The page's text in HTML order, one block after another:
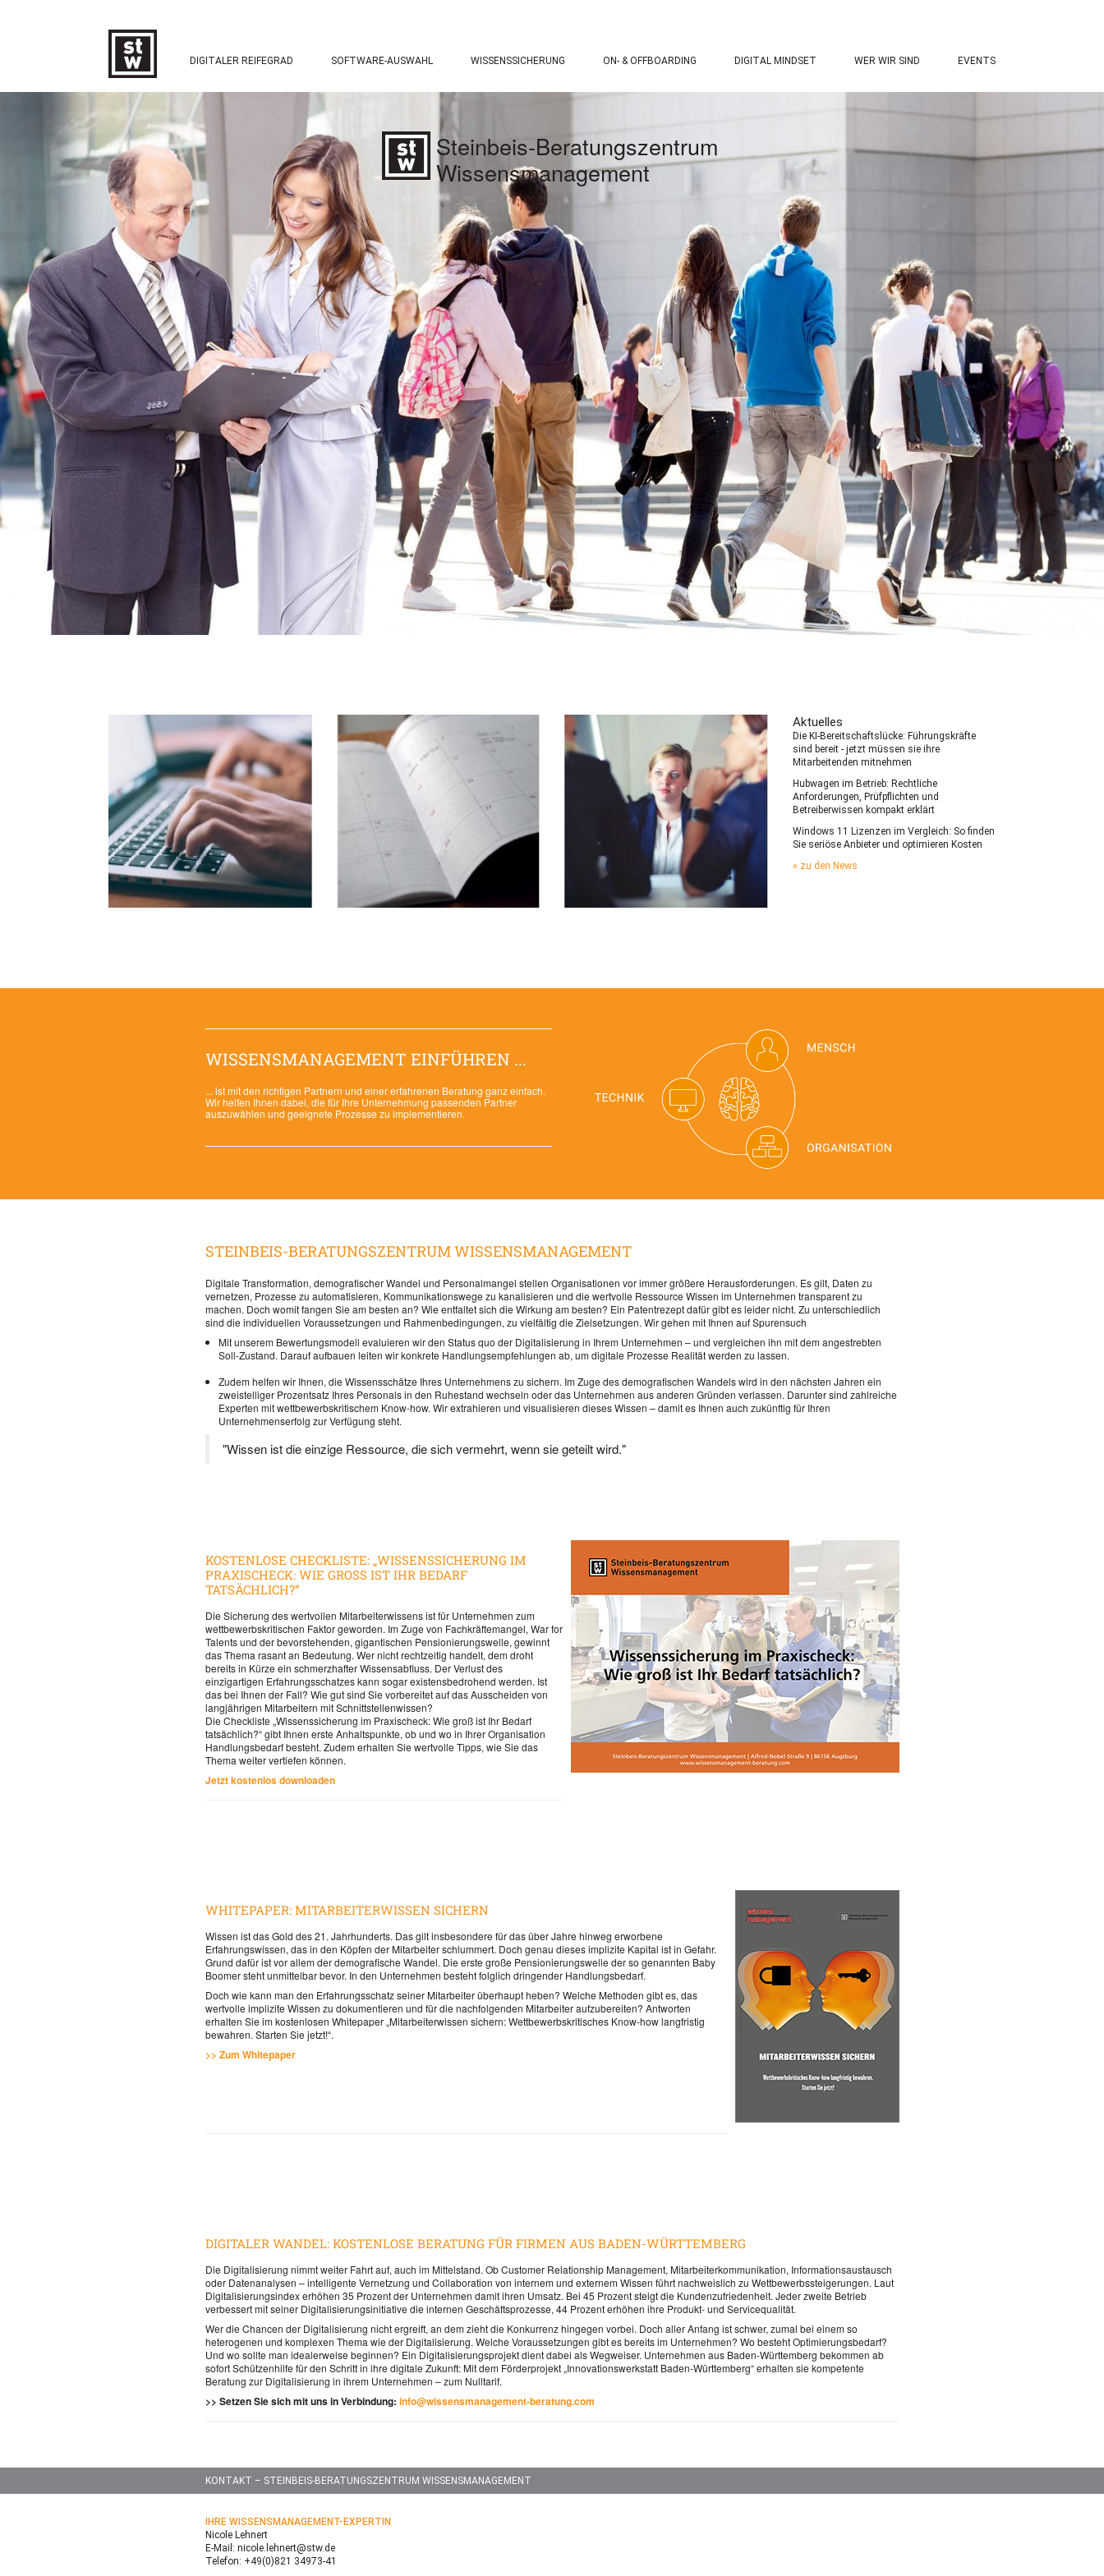
DIGITALER REIFEGRAD SOFTWARE-AUSWAHL WISSENSSICHERUNG ON- & OFFBOARDING DIGITAL MINDSET WER WIR SIND EVENTS
Steinbeis-Beratungszentrum
Wissensmanagement
Aktuelles
Die KI-Bereitschaftslücke: Führungskräfte
sind bereit - jetzt müssen sie ihre
Mitarbeitenden mitnehmen
Hubwagen im Betrieb: Rechtliche
Anforderungen, Prüfpflichten und
Betreiberwissen kompakt erklärt
Windows 11 Lizenzen im Vergleich: So finden
Sie seriöse Anbieter und optimieren Kosten
» zu den News
WISSENSMANAGEMENT EINFÜHREN ...
... ist mit den richtigen Partnern und einer erfahrenen Beratung ganz einfach.
Wir helfen Ihnen dabei, die für Ihre Unternehmung passenden Partner
auszuwählen und geeignete Prozesse zu implementieren.
STEINBEIS-BERATUNGSZENTRUM WISSENSMANAGEMENT
Digitale Transformation, demografischer Wandel und Personalmangel stellen Organisationen vor immer größere Herausforderungen. Es gilt, Daten zu
vernetzen, Prozesse zu automatisieren, Kommunikationswege zu kanalisieren und die wertvolle Ressource Wissen im Unternehmen transparent zu
machen. Doch womit fangen Sie am besten an? Wie entfaltet sich die Wirkung am besten? Ein Patentrezept dafür gibt es leider nicht. Zu unterschiedlich
sind die individuellen Voraussetzungen und Rahmenbedingungen, zu vielfältig die Zielsetzungen. Wir gehen mit Ihnen auf Spurensuch
Mit unserem Bewertungsmodell evaluieren wir den Status quo der Digitalisierung in Ihrem Unternehmen – und vergleichen ihn mit dem angestrebten
Soll-Zustand. Darauf aufbauen leiten wir konkrete Handlungsempfehlungen ab, um digitale Prozesse Realität werden zu lassen.
Zudem helfen wir Ihnen, die Wissensschätze Ihres Unternehmens zu sichern. Im Zuge des demografischen Wandels wird in den nächsten Jahren ein
zweistelliger Prozentsatz Ihres Personals in den Ruhestand wechseln oder das Unternehmen aus anderen Gründen verlassen. Darunter sind zahlreiche
Experten mit wettbewerbskritischem Know-how. Wir extrahieren und visualisieren dieses Wissen – damit es Ihnen auch zukünftig für Ihren
Unternehmenserfolg zur Verfügung steht.
"Wissen ist die einzige Ressource, die sich vermehrt, wenn sie geteilt wird."
KOSTENLOSE CHECKLISTE: „WISSENSSICHERUNG IM
PRAXISCHECK: WIE GROSS IST IHR BEDARF T
ATSÄCHLICH?“
Die Sicherung des wertvollen Mitarbeiterwissens ist für Unternehmen zum
wettbewerbskritischen Faktor geworden. Im Zuge von Fachkräftemangel, War for
Talents und der bevorstehenden, gigantischen Pensionierungswelle, gewinnt
das Thema rasant an Bedeutung. Wer nicht rechtzeitig handelt, dem droht
bereits in Kürze ein schmerzhafter Wissensabfluss. Der Verlust des
einzigartigen Erfahrungsschatzes kann sogar existensbedrohend werden. Ist
das bei Ihnen der Fall? Wie gut sind Sie vorbereitet auf das Ausscheiden von
langjährigen Mitarbeitern mit Schnittstellenwissen?
Die Checkliste „Wissenssicherung im Praxischeck: Wie groß ist Ihr Bedarf
tatsächlich?“ gibt Ihnen erste Anhaltspunkte, ob und wo in Ihrer Organisation
Handlungsbedarf besteht. Zudem erhalten Sie wertvolle Tipps, wie Sie das
Thema weiter vertiefen können.
Jetzt kostenlos downloaden
WHITEPAPER: MITARBEITERWISSEN SICHERN
Wissen ist das Gold des 21. Jahrhunderts. Das gilt insbesondere für das über Jahre hinweg erworbene
Erfahrungswissen, das in den Köpfen der Mitarbeiter schlummert. Doch genau dieses implizite Kapital ist in Gefahr.
Grund dafür ist vor allem der demografische Wandel. Die erste große Pensionierungswelle der so genannten Baby
Boomer steht unmittelbar bevor. In den Unternehmen besteht folglich dringender Handlungsbedarf.
Doch wie kann man den Erfahrungsschatz seiner Mitarbeiter überhaupt heben? Welche Methoden gibt es, das
wertvolle implizite Wissen zu dokumentieren und für die nachfolgenden Mitarbeiter aufzubereiten? Antworten
erhalten Sie im kostenlosen Whitepaper „Mitarbeiterwissen sichern: Wettbewerbskritisches Know-how langfristig
bewahren. Starten Sie jetzt!“.
>> Zum Whitepaper
DIGITALER WANDEL: KOSTENLOSE BERATUNG FÜR FIRMEN AUS BADEN-WÜRTTEMBERG
Die Digitalisierung nimmt weiter Fahrt auf, auch im Mittelstand. Ob Customer Relationship Management, Mitarbeiterkommunikation, Informationsaustausch
oder Datenanalysen – intelligente Vernetzung und Collaboration von internem und externem Wissen führt nachweislich zu Wettbewerbssteigerungen. Laut
Digitalisierungsindex erhöhen 35 Prozent der Unternehmen damit ihren Umsatz. Bei 45 Prozent steigt die Kundenzufriedenheit. Jeder zweite Betrieb
verbessert mit seiner Digitalisierungsinitiative die internen Geschäftsprozesse, 44 Prozent erhöhen ihre Produkt- und Servicequalität.
Wer die Chancen der Digitalisierung nicht ergreift, an dem zieht die Konkurrenz hingegen vorbei. Doch aller Anfang ist schwer, zumal bei einem so
heterogenen und komplexen Thema wie der Digitalisierung. Welche Voraussetzungen gibt es bereits im Unternehmen? Wo besteht Optimierungsbedarf?
Und wo sollte man idealerweise beginnen? Ein Digitalisierungsprojekt dient dabei als Wegweiser. Unternehmen aus Baden-Württemberg bekommen ab
sofort Schützenhilfe für den Schritt in ihre digitale Zukunft: Mit dem Förderprojekt „Innovationswerkstatt Baden-Württemberg“ erhalten sie kompetente
Beratung zur Digitalisierung in ihrem Unternehmen – zum Nulltarif.
>> Setzen Sie sich mit uns in Verbindung: info@wissensmanagement-beratung.com
KONTAKT – STEINBEIS-BERATUNGSZENTRUM WISSENSMANAGEMENT
IHRE WISSENSMANAGEMENT-EXPERTIN
Nicole Lehnert
E-Mail: nicole.lehnert@stw.de
Telefon: +49(0)821 34973-41